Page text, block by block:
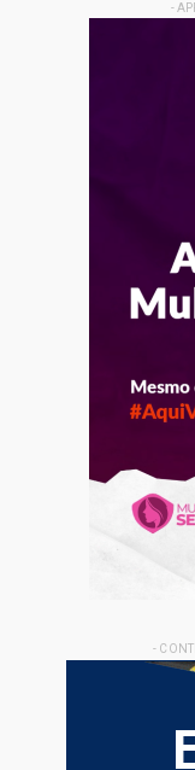
-
-